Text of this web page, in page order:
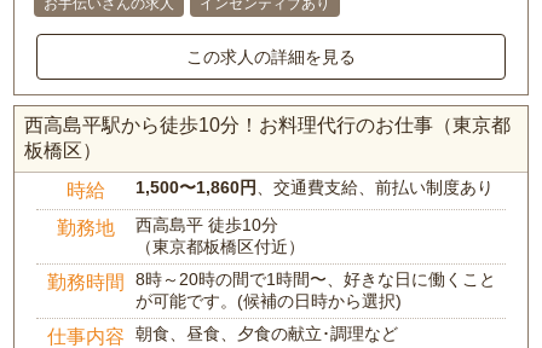
お手伝いさんの求人 インセンティブあり
この求人の詳細を見る
西高島平駅から徒歩10分！お料理代行のお仕事（東京都
板橋区）
時給 1,500〜1,860円 、交通費支給、前払い制度あり
勤務地
西高島平 徒歩10分
（東京都板橋区付近）
勤務時間
8時～20時の間で1時間〜、好きな日に働くこと
が可能です。(候補の日時から選択)
仕事内容 朝食、昼食、夕食の献立･調理など